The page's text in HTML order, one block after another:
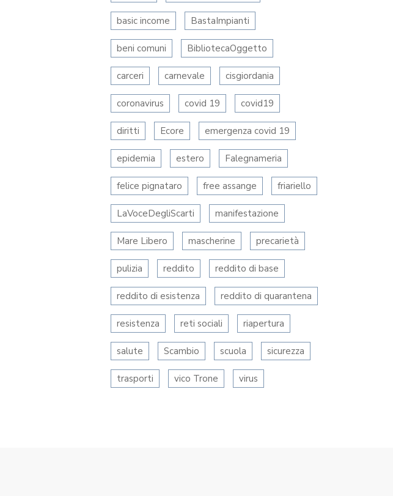
basic income BastaImpianti
beni comuni BibliotecaOggetto
carceri carnevale cisgiordania
coronavirus covid 19 covid19
diritti Ecore emergenza covid 19
epidemia estero Falegnameria
felice pignataro free assange friariello
LaVoceDegliScarti manifestazione
Mare Libero mascherine precarietà
pulizia reddito reddito di base
reddito di esistenza reddito di quarantena
resistenza reti sociali riapertura
salute Scambio scuola sicurezza
trasporti vico Trone virus